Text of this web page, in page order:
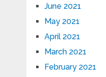
June 2021
May 2021
April 2021
March 2021
February 2021